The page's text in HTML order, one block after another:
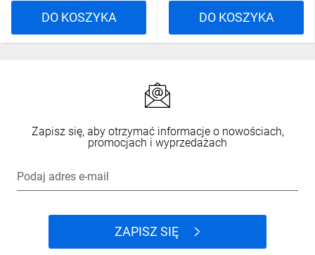
DO KOSZYKA DO KOSZYKA
Zapisz się, aby otrzymać informacje o nowościach,
promocjach i wyprzedażach
Podaj adres e-mail
ZAPISZ SIĘ